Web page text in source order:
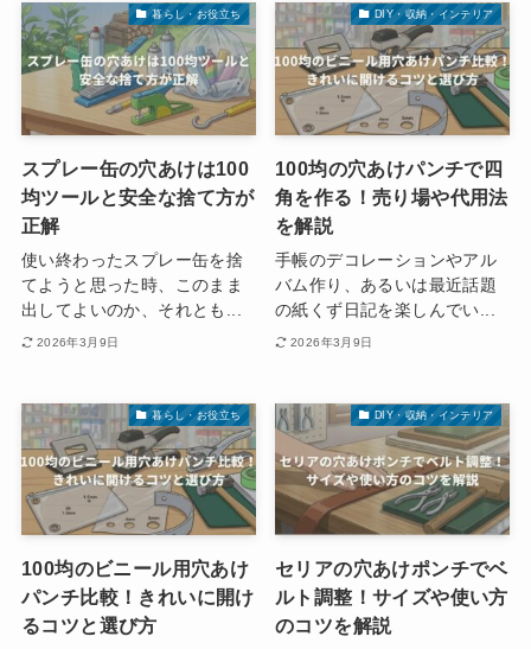
暮らし・お役立ち
スプレー缶の穴あけは100
均ツールと安全な捨て方が
正解
使い終わったスプレー缶を捨
てようと思った時、このまま
出してよいのか、それとも...
2026年3月9日
DIY・収納・インテリア
100均の穴あけパンチで四
角を作る！売り場や代用法
を解説
手帳のデコレーションやアル
バム作り、あるいは最近話題
の紙くず日記を楽しんでい...
2026年3月9日
暮らし・お役立ち
100均のビニール用穴あけ
パンチ比較！きれいに開け
るコツと選び方
DIY・収納・インテリア
セリアの穴あけポンチでベ
ルト調整！サイズや使い方
のコツを解説